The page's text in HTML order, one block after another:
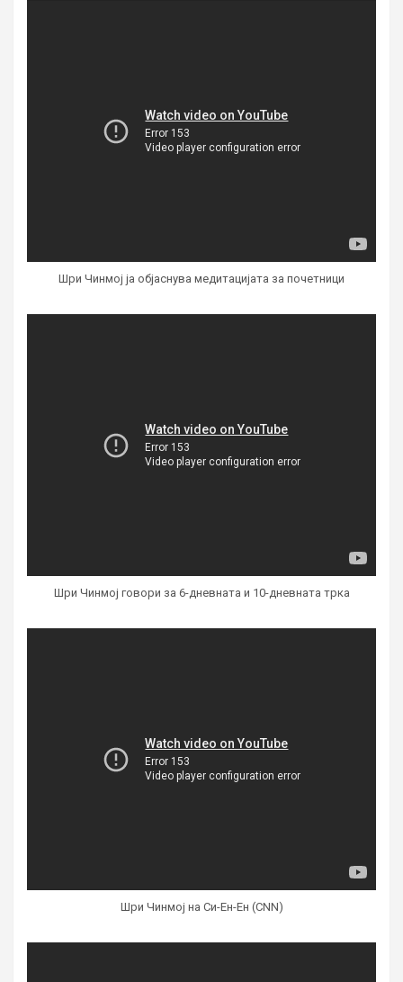
Шри Чинмој ја објаснува медитацијата за почетници
Шри Чинмој говори за 6-дневната и 10-дневната трка
Шри Чинмој на Си-Ен-Ен (CNN)